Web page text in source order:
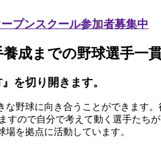
プンスクール参加者募集中
成までの野球選手一
』を切り開きます。
野球に向き合うことができます。
すので自分で考えて動く選手たち
を拠点に活動しています。